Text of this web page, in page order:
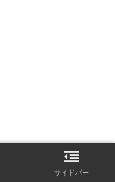
サイドバー